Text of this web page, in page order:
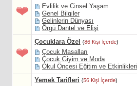
Evlilik ve Cinsel Yaşam
Genel Bilgiler
Gelinlerin Dünyası
Örgü Dantel ve Elişi
Çocuklara Özel
(86 Kişi İçerde)
Çocuk Masalları
Çocuk Giyim ve Moda
Okul Öncesi Eğitim ve Etkinlikleri
Yemek Tarifleri (56 Kişi İçerde)